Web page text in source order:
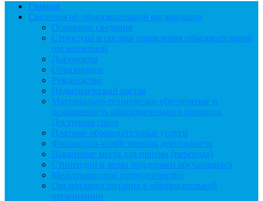
Главная
Сведения об образовательной организации
Основные сведения
Структура и органы управления образовательной
организацией
Документы
Образование
Руководство
Педагогический состав
Материально-техническое обеспечение и
оснащенность образовательного процесса.
Доступная среда
Платные образовательные услуги
Финансово-хозяйственная деятельность
Вакантные места для приема (перевода)
Стипендии и меры поддержки обучающихся
Международное сотрудничество
Организация питания в образовательной
организации